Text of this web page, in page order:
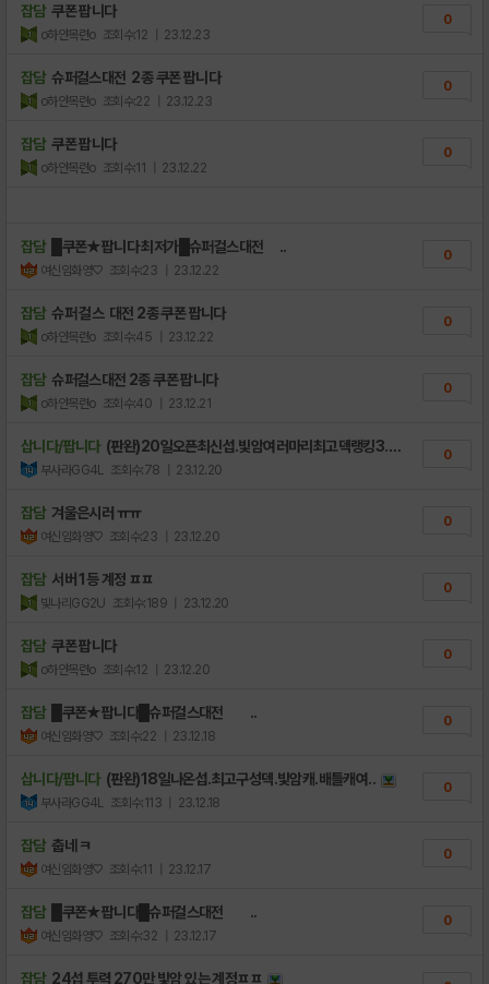
잡담 쿠폰 팝니다
o하얀목련o 조회수:12 | 23.12.23
0
잡담 슈퍼걸스대전 2종 쿠폰 팝니다
o하얀목련o 조회수:22 | 23.12.23
0
잡담 쿠폰 팝니다
o하얀목련o 조회수:11 | 23.12.22
0
잡담 █쿠폰★팝니다 최저가█슈퍼걸스대전 ..
여신임화영♡ 조회수:23 | 23.12.22
0
잡담 슈퍼 걸스 대전 2종 쿠폰 팝니다
o하얀목련o 조회수:45 | 23.12.22
0
잡담 슈퍼걸스대전 2종 쿠폰 팝니다
o하얀목련o 조회수:40 | 23.12.21
0
삽니다/팝니다 (판완)20일오픈최신섭.빛암여러마리최고덱랭킹3..
부사라GG4L 조회수:78 | 23.12.20
0
잡담 겨울은시러 ㅠㅠ
여신임화영♡ 조회수:23 | 23.12.20
0
잡담 서버 1등 계정 ㅍㅍ
빛나리GG2U 조회수:189 | 23.12.20
0
잡담 쿠폰 팝니다
o하얀목련o 조회수:12 | 23.12.20
0
잡담 █쿠폰★팝니다█슈퍼걸스대전 ..
여신임화영♡ 조회수:22 | 23.12.18
0
삽니다/팝니다 (판완)18일나온섭.최고구성덱.빛암캐.배틀캐여..
부사라GG4L 조회수:113 | 23.12.18
0
잡담 춥네 ㅋ
여신임화영♡ 조회수:11 | 23.12.17
0
잡담 █쿠폰★팝니다█슈퍼걸스대전 ..
여신임화영♡ 조회수:32 | 23.12.17
0
잡담 24섭 투력 270만 빛암 있는 계정ㅍㅍ